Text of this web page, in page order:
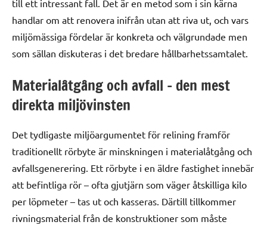
till ett intressant fall. Det är en metod som i sin kärna
handlar om att renovera inifrån utan att riva ut, och vars
miljömässiga fördelar är konkreta och välgrundade men
som sällan diskuteras i det bredare hållbarhetssamtalet.
Materialåtgång och avfall – den mest
direkta miljövinsten
Det tydligaste miljöargumentet för relining framför
traditionellt rörbyte är minskningen i materialåtgång och
avfallsgenerering. Ett rörbyte i en äldre fastighet innebär
att befintliga rör – ofta gjutjärn som väger åtskilliga kilo
per löpmeter – tas ut och kasseras. Därtill tillkommer
rivningsmaterial från de konstruktioner som måste